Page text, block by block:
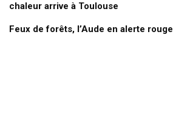
chaleur arrive à Toulouse
Feux de forêts, l’Aude en alerte rouge